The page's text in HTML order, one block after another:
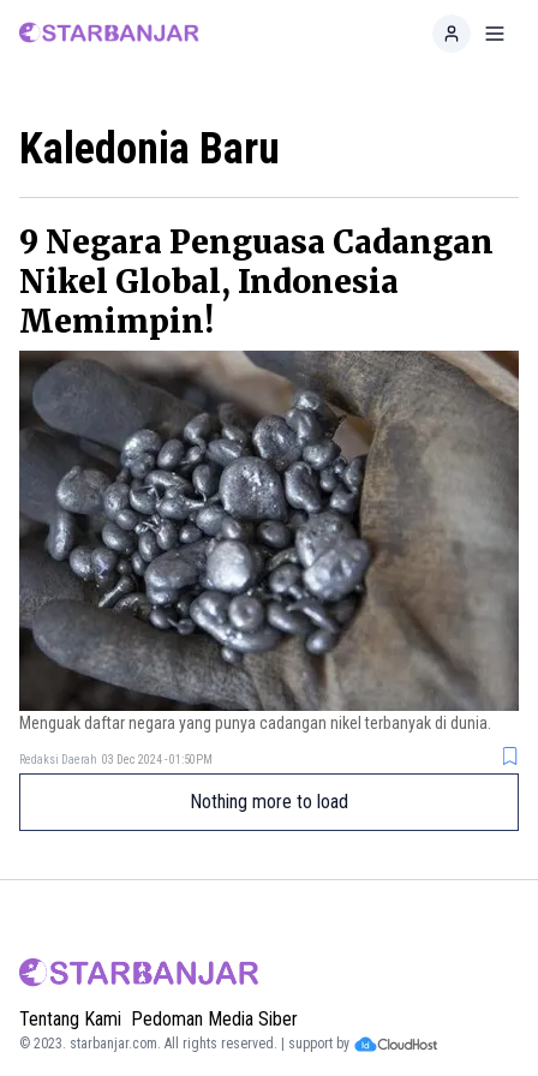
Home
Kaledonia Baru
9 Negara Penguasa Cadangan
Nikel Global, Indonesia
Memimpin!
Menguak daftar negara yang punya cadangan nikel terbanyak di dunia.
Redaksi Daerah 03 Dec 2024 - 01:50PM
Nothing more to load
Tentang Kami Pedoman Media Siber
© 2023. starbanjar.com. All rights reserved. | support by